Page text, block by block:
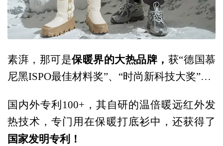
素湃，那可是保暖界的大热品牌， 获“德国慕
尼黑ISPO最佳材料奖”、“时尚新科技大奖”…
国内外专利100+，其自研的温倍暖远红外发
热技术，专门用在保暖打底衫中，还获得了
国家发明专利！